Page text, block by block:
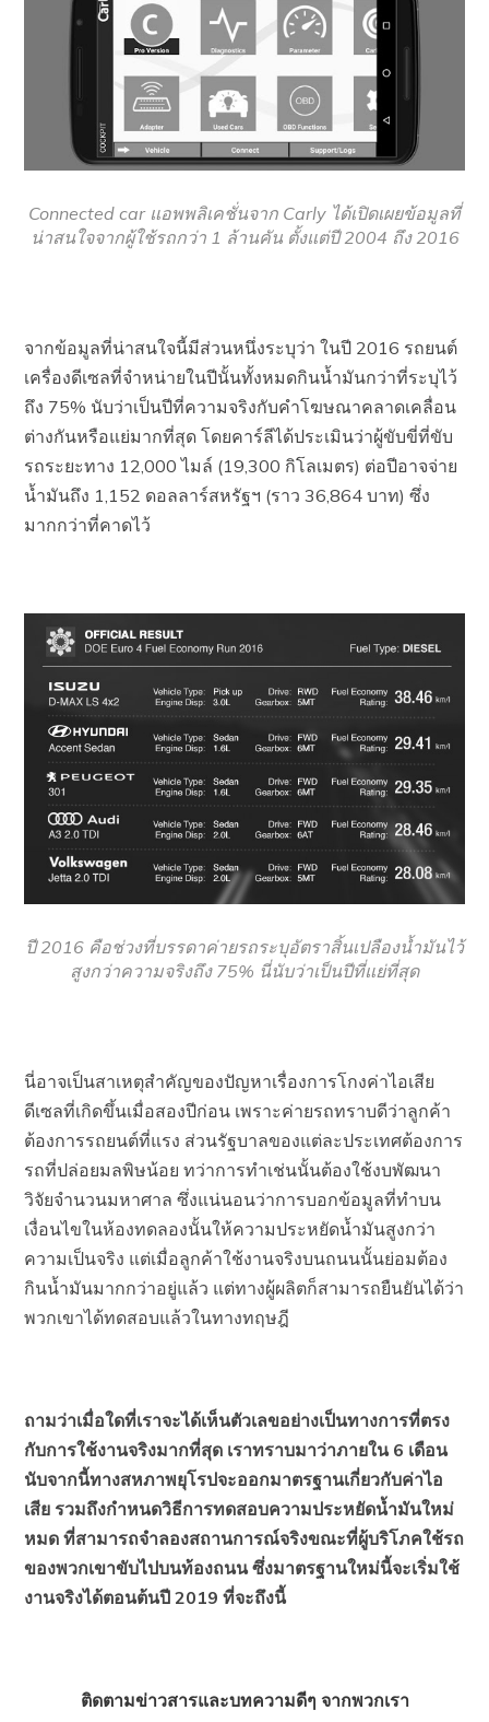
Connected car แอพพลิเคชั่นจาก Carly ได้เปิดเผยข้อมูลที่
น่าสนใจจากผู้ใช้รถกว่า 1 ล้านคัน ตั้งแต่ปี 2004 ถึง 2016
จากข้อมูลที่น่าสนใจนี้มีส่วนหนึ่งระบุว่า ในปี 2016 รถยนต์
เครื่องดีเซลที่จำหน่ายในปีนั้นทั้งหมดกินน้ำมันกว่าที่ระบุไว้
ถึง 75% นับว่าเป็นปีที่ความจริงกับคำโฆษณาคลาดเคลื่อน
ต่างกันหรือแย่มากที่สุด โดยคาร์ลีได้ประเมินว่าผู้ขับขี่ที่ขับ
รถระยะทาง 12,000 ไมล์ (19,300 กิโลเมตร) ต่อปีอาจจ่าย
น้ำมันถึง 1,152 ดอลลาร์สหรัฐฯ (ราว 36,864 บาท) ซึ่ง
มากกว่าที่คาดไว้
ปี 2016 คือช่วงที่บรรดาค่ายรถระบุอัตราสิ้นเปลืองน้ำมันไว้
สูงกว่าความจริงถึง 75% นี่นับว่าเป็นปีที่แย่ที่สุด
นี่อาจเป็นสาเหตุสำคัญของปัญหาเรื่องการโกงค่าไอเสีย
ดีเซลที่เกิดขึ้นเมื่อสองปีก่อน เพราะค่ายรถทราบดีว่าลูกค้า
ต้องการรถยนต์ที่แรง ส่วนรัฐบาลของแต่ละประเทศต้องการ
รถที่ปล่อยมลพิษน้อย ทว่าการทำเช่นนั้นต้องใช้งบพัฒนา
วิจัยจำนวนมหาศาล ซึ่งแน่นอนว่าการบอกข้อมูลที่ทำบน
เงื่อนไขในห้องทดลองนั้นให้ความประหยัดน้ำมันสูงกว่า
ความเป็นจริง แต่เมื่อลูกค้าใช้งานจริงบนถนนนั้นย่อมต้อง
กินน้ำมันมากกว่าอยู่แล้ว แต่ทางผู้ผลิตก็สามารถยืนยันได้ว่า
พวกเขาได้ทดสอบแล้วในทางทฤษฎี
ถามว่าเมื่อใดที่เราจะได้เห็นตัวเลขอย่างเป็นทางการที่ตรง
กับการใช้งานจริงมากที่สุด เราทราบมาว่าภายใน 6 เดือน
นับจากนี้ทางสหภาพยุโรปจะออกมาตรฐานเกี่ยวกับค่าไอ
เสีย รวมถึงกำหนดวิธีการทดสอบความประหยัดน้ำมันใหม่
หมด ที่สามารถจำลองสถานการณ์จริงขณะที่ผู้บริโภคใช้รถ
ของพวกเขาขับไปบนท้องถนน ซึ่งมาตรฐานใหม่นี้จะเริ่มใช้
งานจริงได้ตอนต้นปี 2019 ที่จะถึงนี้
ติดตามข่าวสารและบทความดีๆ จากพวกเรา